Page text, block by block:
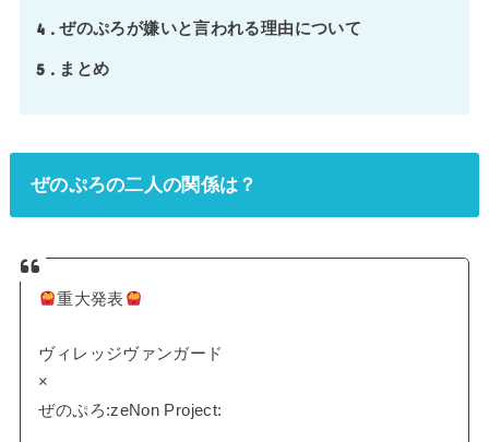
4 ぜのぷろが嫌いと言われる理由について
5 まとめ
ぜのぷろの二人の関係は？
重大発表
ヴィレッジヴァンガード
×
ぜのぷろ:zeNon Project: